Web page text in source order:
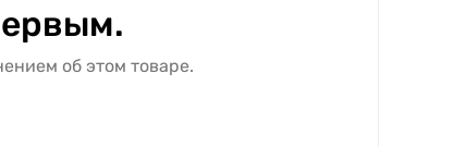
об этом товаре.